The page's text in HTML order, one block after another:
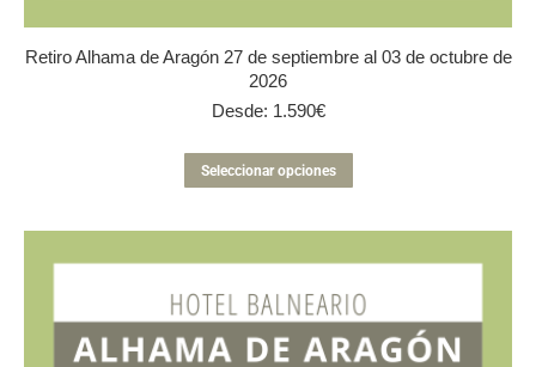
Retiro Alhama de Aragón 27 de septiembre al 03 de octubre de
2026
Desde: 1.590€
Seleccionar opciones
producto
múltiples
variantes.
opciones
pueden